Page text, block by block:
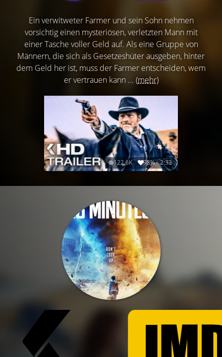
Ein verwitweter Farmer und sein Sohn nehmen
vorsichtig einen mysteriösen, verletzten Mann mit
einer Tasche voller Geld auf. Als eine Gruppe von
Männern, die sich als Gesetzeshüter ausgeben, hinter
dem Geld her ist, muss der Farmer entscheiden, wem
er vertrauen kann ... (mehr)
122.6K 98% 2:33